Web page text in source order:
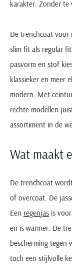
karakter. Zonder te
De trenchcoat voor
slim fit als regular
pasvorm en stof
klassieker en meer
modern. Met
rechte modellen
assortiment in de
Wat maakt
De trenchcoat
of overcoat. De
Een regenjas is
en is warmer. De
bescherming tegen
toch een stijlvolle